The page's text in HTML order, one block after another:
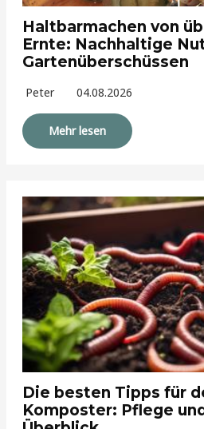
Haltbarmachen von
Ernte: Nachhaltige
Gartenüberschüssen
Peter 04.08.2026
Mehr lesen
Die besten Tipps für
Komposter: Pflege